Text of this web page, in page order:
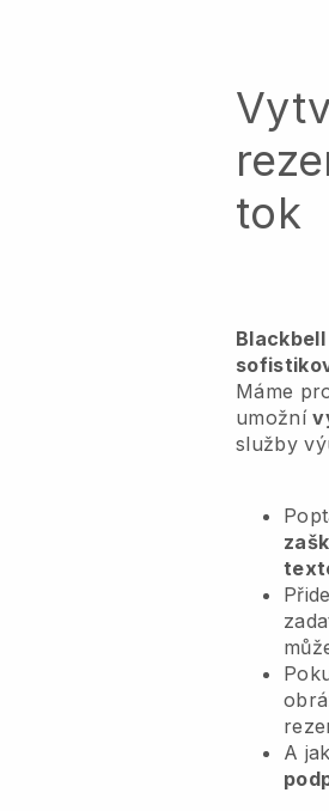
tok
Blackbell
Máme
umožní
služby
A